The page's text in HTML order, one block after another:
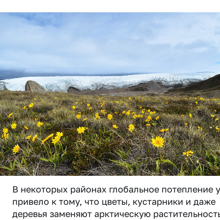
В некоторых районах глобальное потепление
привело к тому, что цветы, кустарники и даже
деревья заменяют арктическую